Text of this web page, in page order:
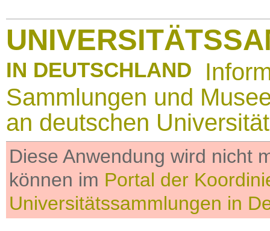
IN DEUTSCHLAND
Sammlungen und
an deutschen
Diese Anwendung wird nicht
können im Portal der
Universitätssammlungen in